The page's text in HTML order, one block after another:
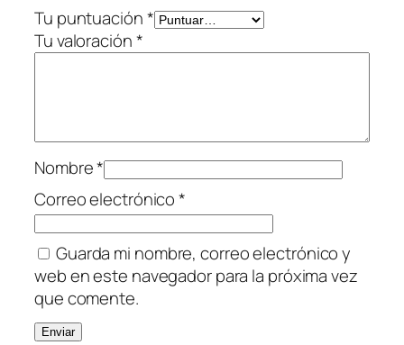
Tu puntuación*
Tu valoración*
Nombre*
Correo electrónico*
Guarda mi nombre, correo electrónico y
web en este navegador para la próxima vez
que comente.